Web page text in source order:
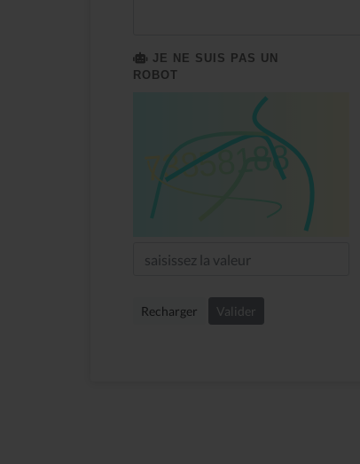
JE NE SUIS PAS UN
ROBOT
Recharger Valider